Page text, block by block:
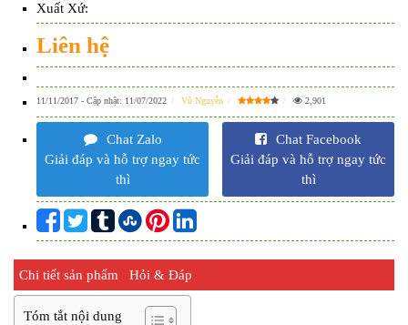
Xuất Xứ:
Liên hệ
11/11/2017 - Cập nhật: 11/07/2022 Vũ Nguyễn 2,901
Chat Zalo
Giải đáp và hỗ trợ ngay tức
thì
Chat Facebook
Giải đáp và hỗ trợ ngay tức
thì
Chi tiết sản phẩm Hỏi & Đáp
Tóm tắt nội dung